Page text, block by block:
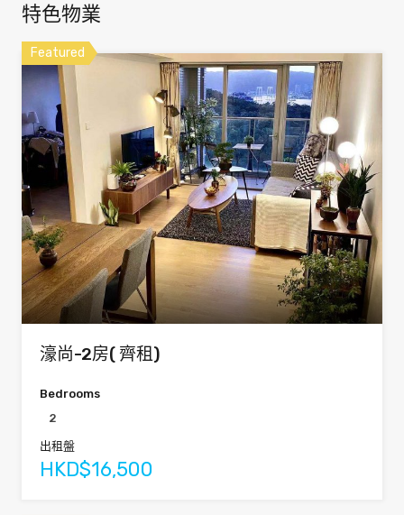
特色物業
Featured
濠尚-2房( 齊租)
Bedrooms
2
出租盤
HKD$16,500